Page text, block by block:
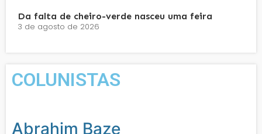
Da falta de cheiro-verde nasceu uma feira
3 de agosto de 2026
COLUNISTAS
Abrahim Baze